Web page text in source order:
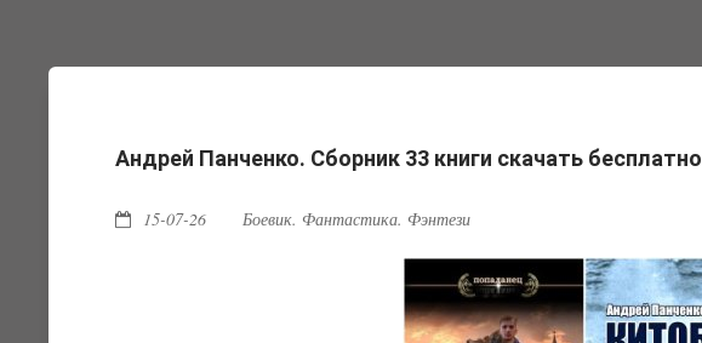
Андрей Панченко. Сборник 33 книги скачать бесплатно
15-07-26 Боевик. Фантастика. Фэнтези